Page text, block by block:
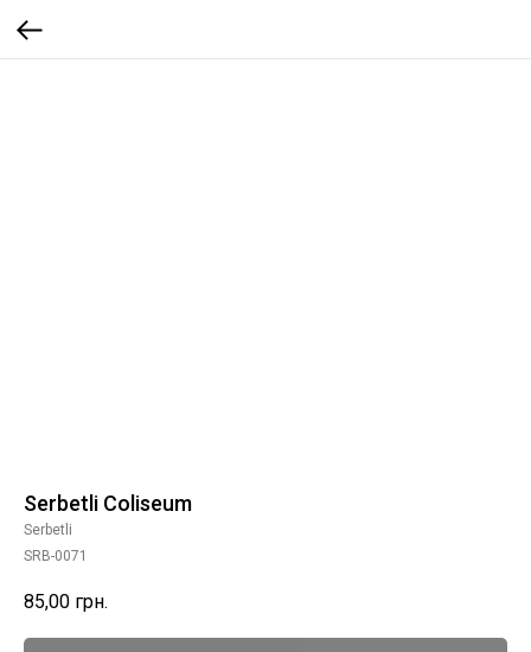
Serbetli Coliseum
Serbetli
SRB-0071
85,00 грн.